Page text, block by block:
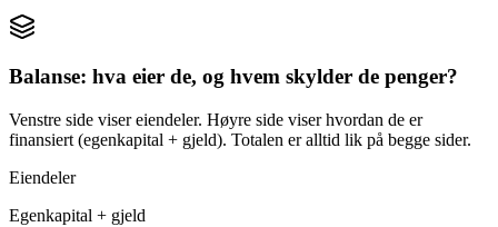
Balanse: hva eier de, og hvem skylder de penger?
Venstre side viser eiendeler. Høyre side viser hvordan de er
finansiert (egenkapital + gjeld). Totalen er alltid lik på begge sider.
Eiendeler
Egenkapital + gjeld